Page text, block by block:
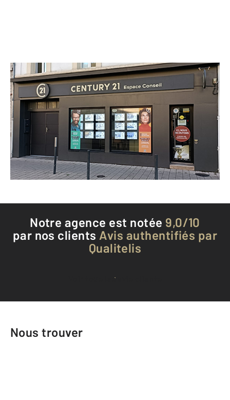
CENTURY 21 Espace Conseil
250 avenue de Laon
REIMS - 51100
Envoyer un message
Téléphoner à l'agence
Notre agence est notée 9,0/10
par nos clients Avis authentifiés par
Qualitelis
Voir tous les avis clients
Nous trouver